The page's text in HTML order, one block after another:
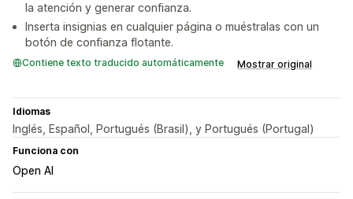
la atención y generar confianza.
Inserta insignias en cualquier página o muéstralas con un
botón de confianza flotante.
Contiene texto traducido automáticamente Mostrar original
Idiomas
Inglés, Español, Portugués (Brasil), y Portugués (Portugal)
Funciona con
Open AI